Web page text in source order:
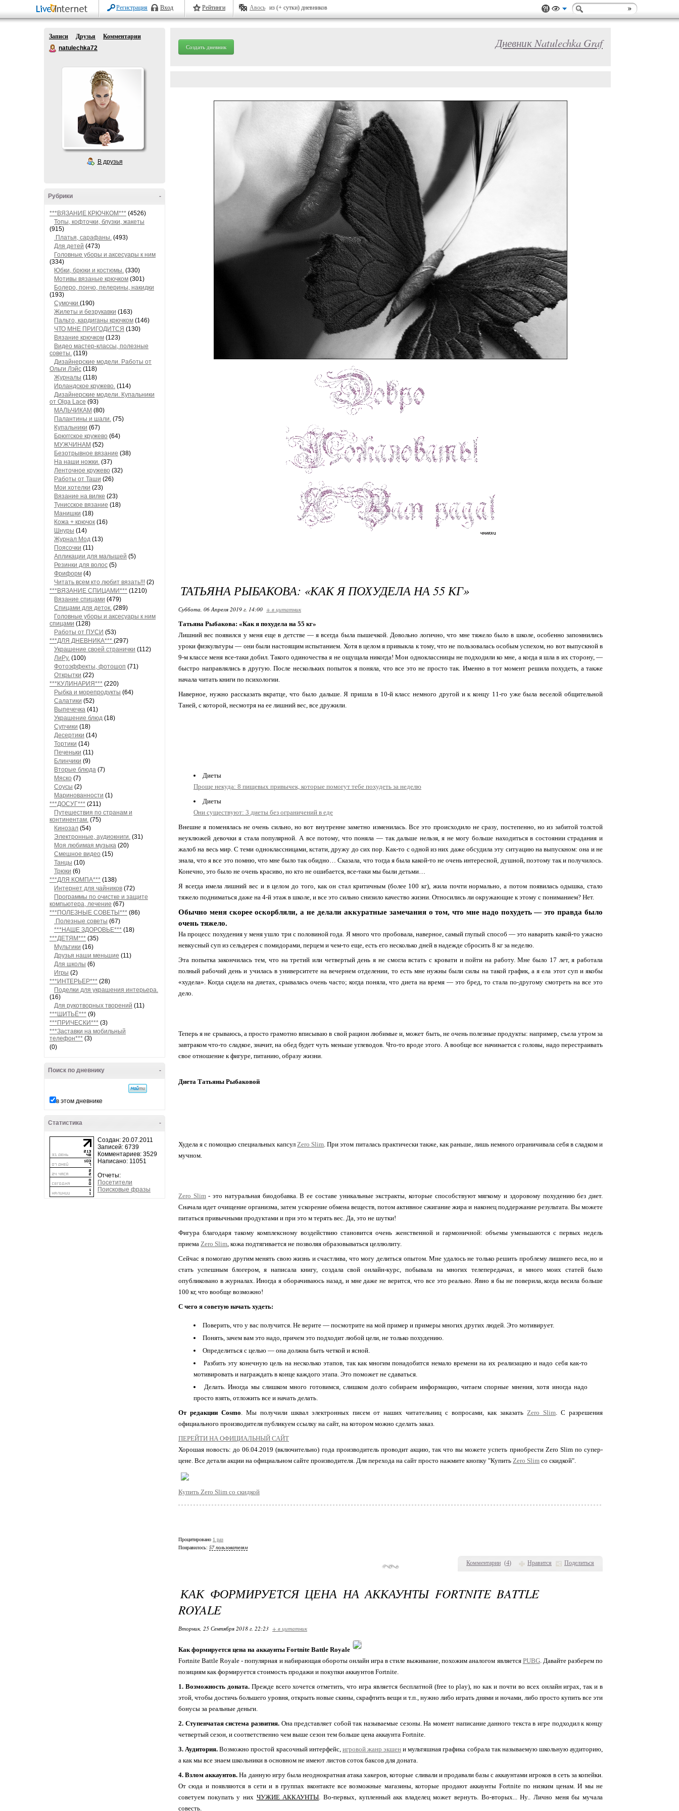
Регистрация Вход Рейтинги Авось из (+ сутки) дневников
Записи Друзья
Комментарии
natulechka72
В друзья
-
Рубрики
***ВЯЗАНИЕ КРЮЧКОМ*** (4526)
Топы, кофточки, блузки, жакеты
(915)
Платья, сарафаны. (493)
Для детей (473)
Головные уборы и аксесуары к ним
(334)
Юбки, брюки и костюмы. (330)
Мотивы вязаные крючком (301)
Болеро, пончо, пелерины, накидки
(193)
Сумочки (190)
Жилеты и безрукавки (163)
Пальто, кардиганы крючком (146)
ЧТО МНЕ ПРИГОДИТСЯ (130)
Вязание крючком (123)
Видео мастер-классы, полезные
советы. (119)
Дизайнерские модели. Работы от
Ольги Лэйс (118)
Журналы (118)
Ирландское кружево. (114)
Дизайнерские модели. Купальники
от Olga Lace (93)
МАЛЬЧИКАМ (80)
Палантины и шали. (75)
Купальники (67)
Брюггское кружево (64)
МУЖЧИНАМ (52)
Безотрывное вязание (38)
На наши ножки. (37)
Ленточное кружево (32)
Работы от Таши (26)
Мои хотелки (23)
Вязание на вилке (23)
Тунисское вязание (18)
Манишки (18)
Кожа + крючок (16)
Шнуры (14)
Журнал Мод (13)
Поясочки (11)
Апликации для малышей (5)
Резинки для волос (5)
Фриформ (4)
Читать всем кто любит вязать!!! (2)
***ВЯЗАНИЕ СПИЦАМИ*** (1210)
Вязание спицами (479)
Спицами для деток. (289)
Головные уборы и аксесуары к ним
спицами (128)
Работы от ПУСИ (53)
***ДЛЯ ДНЕВНИКА*** (297)
Украшение своей странички (112)
ЛиРу. (100)
Фотоэффекты, фотошоп (71)
Открытки (22)
***КУЛИНАРИЯ*** (220)
Рыбка и морепродукты (64)
Салатики (52)
Выпечечка (41)
Украшение блюд (18)
Супчики (18)
Десертики (14)
Тортики (14)
Печеньки (11)
Блинчики (9)
Вторые блюда (7)
Мяско (7)
Соусы (2)
Маринованности (1)
***ДОСУГ*** (211)
Путешествия по странам и
континентам. (75)
Кинозал (54)
Электронные, аудиокниги. (31)
Моя любимая музыка (20)
Смешное видео (15)
Танцы (10)
Трюки (6)
***ДЛЯ КОМПА*** (138)
Интернет для чайников (72)
Программы по очистке и защите
компьютера, лечение (67)
***ПОЛЕЗНЫЕ СОВЕТЫ*** (86)
Полезные советы (67)
***НАШЕ ЗДОРОВЬЕ*** (18)
***ДЕТЯМ*** (35)
Мультики (16)
Друзья наши меньшие (11)
Для школы (6)
Игры (2)
***ИНТЕРЬЕР*** (28)
Поделки для украшения интерьера.
(16)
Для рукотворных творений (11)
***ШИТЬЁ*** (9)
***ПРИЧЕСКИ*** (3)
***Заставки на мобильный
телефон*** (3)
(0)
-
Поиск по дневнику
в этом дневнике
-
Статистика
Создан: 20.07.2011
Записей: 6739
Комментариев: 3529
Написано: 11051
Отчеты:
Посетители
Поисковые фразы
Создать дневник Дневник Natulechka Graf
Комментарии (4) Нравится Поделиться
ТАТЬЯНА РЫБАКОВА: «КАК Я ПОХУДЕЛА НА 55 КГ»
Суббота, 06 Апреля 2019 г. 14:00 + в цитатник
Татьяна Рыбакова: «Как я похудела на 55 кг»
Лишний вес появился у меня еще в детстве — я всегда была пышечкой. Довольно логично, что мне тяжело было в школе, особенно запомнились
уроки физкультуры — они были настоящим испытанием. Хотя в целом я привыкла к тому, что не пользовалась особым успехом, но вот выпускной в
9-м классе меня все-таки добил. Такого одиночества я не ощущала никогда! Мои одноклассницы не подходили ко мне, а когда я шла в их сторону, —
быстро направлялись в другую. После нескольких попыток я поняла, что все это не просто так. Именно в тот момент решила похудеть, а также
начала читать книги по психологии.
Наверное, нужно рассказать вкратце, что было дальше. Я пришла в 10-й класс немного другой и к концу 11-го уже была веселой общительной
Таней, с которой, несмотря на ее лишний вес, все дружили.
Диеты
Проще некуда: 8 пищевых привычек, которые помогут тебе похудеть за неделю
Диеты
Они существуют: 3 диеты без ограничений в еде
Внешне я поменялась не очень сильно, но вот внутренне заметно изменилась. Все это происходило не сразу, постепенно, но из забитой толстой
неуклюжей девочки я стала популярной. А все потому, что поняла — так дальше нельзя, я не могу больше находиться в состоянии страдания и
жалоб на весь мир. С теми одноклассницами, кстати, дружу до сих пор. Как-то с одной из них даже обсудила эту ситуацию на выпускном: она и не
знала, что я все это помню, что мне было так обидно… Сказала, что тогда я была какой-то не очень интересной, душной, поэтому так и получилось.
Конечно, это было не очень красиво, но кто не ошибается, все-таки мы были детьми…
Я всегда имела лишний вес и в целом до того, как он стал критичным (более 100 кг), жила почти нормально, а потом появилась одышка, стало
тяжело подниматься даже на 4-й этаж в школе, и все это сильно снизило качество жизни. Относились ли окружающие к этому с пониманием? Нет.
Обычно меня скорее оскорбляли, а не делали аккуратные замечания о том, что мне надо похудеть — это правда было
очень тяжело.
На процесс похудения у меня ушло три с половиной года. Я много что пробовала, наверное, самый глупый способ — это наварить какой-то ужасно
невкусный суп из сельдерея с помидорами, перцем и чем-то еще, есть его несколько дней в надежде сбросить 8 кг за неделю.
Эта попытка закончилась тем, что на третий или четвертый день я не смогла встать с кровати и пойти на работу. Мне было 17 лет, я работала
полный рабочий день и училась в университете на вечернем отделении, то есть мне нужны были силы на такой график, а я ела этот суп и якобы
«худела». Когда сидела на диетах, срывалась очень часто; когда поняла, что диета на время — это бред, то стала по‑другому смотреть на все это
дело.
Теперь я не срываюсь, а просто грамотно вписываю в свой рацион любимые и, может быть, не очень полезные продукты: например, съела утром за
завтраком что-то сладкое, значит, на обед будет чуть меньше углеводов. Что-то вроде этого. А вообще все начинается с головы, надо перестраивать
свое отношение к фигуре, питанию, образу жизни.
Диета Татьяны Рыбаковой
Худела я с помощью специальных капсулZero Slim. При этом питалась практически также, как раньше, лишь немного ограничивала себя в сладком и
мучном.
Zero Slim- это натуральная биодобавка. В ее составе уникальные экстракты, которые способствуют мягкому и здоровому похудению без диет.
Сначала идет очищение организма, затем ускорение обмена веществ, потом активное сжигание жира и наконец поддержание результата. Вы можете
питаться привычными продуктами и при это м терять вес. Да, это не шутки!
Фигура благодаря такому комплексному воздействию становится очень женственной и гармоничной: объемы уменьшаются с первых недель
приема Zero Slim, кожа подтягивается не позволяя образовываться целлюлиту.
Сейчас я помогаю другим менять свою жизнь и счастлива, что могу делиться опытом. Мне удалось не только решить проблему лишнего веса, но и
стать успешным блогером, я написала книгу, создала свой онлайн-курс, побывала на многих телепередачах, и много моих статей было
опубликовано в журналах. Иногда я оборачиваюсь назад, и мне даже не верится, что все это реально. Явно я бы не поверила, когда весила больше
100 кг, что вообще возможно!
С чего я советую начать худеть:
Поверить, что у вас получится. Не верите — посмотрите на мой пример и примеры многих других людей. Это мотивирует.
Понять, зачем вам это надо, причем это подходит любой цели, не только похудению.
Определиться с целью — она должна быть четкой и ясной.
Разбить эту конечную цель на несколько этапов, так как многим понадобится немало времени на их реализацию и надо себя как-то
мотивировать и награждать в конце каждого этапа. Это поможет не сдаваться.
Делать. Иногда мы слишком много готовимся, слишком долго собираем информацию, читаем спорные мнения, хотя иногда надо
просто взять, отложить все и начать делать.
От редакции Cosmo. Мы получили шквал электронных писем от наших читательниц с вопросами, как заказать Zero Slim. С разрешения
официального производителя публикуем ссылку на сайт, на котором можно сделать заказ.
ПЕРЕЙТИ НА ОФИЦИАЛЬНЫЙ САЙТ
Хорошая новость: до 06.04.2019 (включительно) года производитель проводит акцию, так что вы можете успеть приобрести Zero Slim по супер-
цене. Все детали акции на официальном сайте производителя. Для перехода на сайт просто нажмите кнопку "Купить Zero Slim со скидкой".
Купить Zero Slim со скидкой
Процитировано 1 раз
Понравилось: 57 пользователям
КАК ФОРМИРУЕТСЯ ЦЕНА НА АККАУНТЫ FORTNITE BATTLE
ROYALE
Вторник, 25 Сентября 2018 г. 22:23 + в цитатник
Как формируется цена на аккаунты Fortnite Battle Royale
Fortnite Battle Royale - популярная и набирающая обороты онлайн игра в стиле выживание, похожим аналогом является PUBG. Давайте разберем по
позициям как формируется стоимость продажи и покупки аккаунтов Fortnite.
1. Возможность доната.Прежде всего хочется отметить, что игра является бесплатной (free to play), но как и почти во всех онлайн играх, так и в
этой, чтобы достичь большего уровня, открыть новые скины, скрафтить вещи и т.п., нужно либо играть днями и ночами, либо просто купить все эти
бонусы за реальные деньги.
2. Ступенчатая система развития.Она представляет собой так называемые сезоны. На момент написание данного текста в игре подходил к концу
четвертый сезон, и соответственно чем выше сезон тем больше цена аккаунта Fortnite.
3. Аудитория. Возможно простой красочный интерфейс, игровой жанр экшен и мультяшная графика собрала так называемую школьную аудиторию,
а как мы все знаем школьники в основном не имеют листов соток баксов для доната.
4. Взлом аккаунтов. На данную игру была неоднократная атака хакеров, которые сливали и продавали базы с аккаунтами игроков в сеть за копейки.
От сюда и появляются в сети и в группах вконтакте все возможные магазины, которые продают аккаунты Fortnite по низким ценам. И мы не
советуем покупать у них ЧУЖИЕ АККАУНТЫ. Во-первых, купленный акк владелец может вернуть. Во-вторых... Ну.. Лично меня бы мучала
совесть.